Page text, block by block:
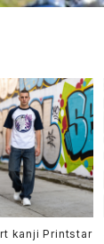
kanji Printstar